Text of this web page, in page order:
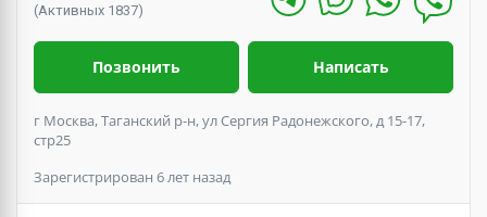
(Активных 1837)
Позвонить Написать
г Москва, Таганский р-н, ул Сергия Радонежского, д 15-17,
стр25
Зарегистрирован 6 лет назад